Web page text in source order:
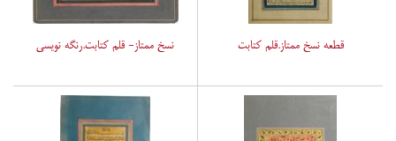
قطعه نسخ ممتاز.قلم کتابت نسخ ممتاز- قلم کتابت.رنگه نویسی